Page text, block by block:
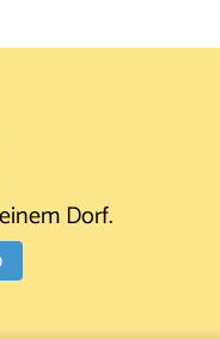
Dorf.